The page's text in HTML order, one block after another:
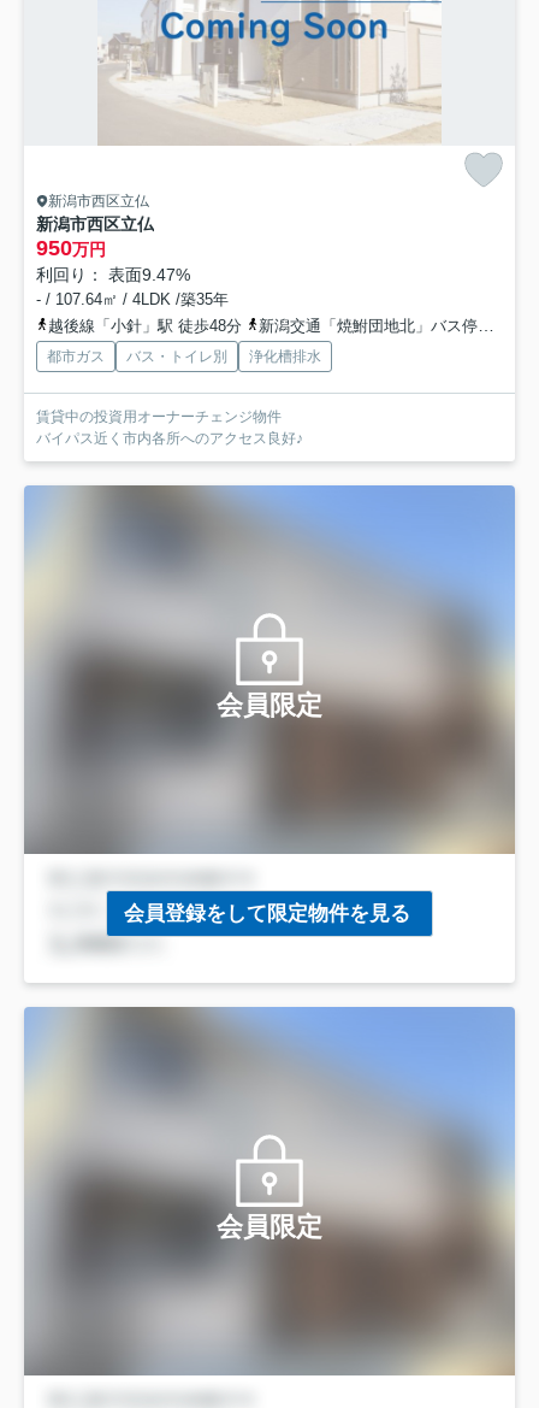
新潟市西区立仏
新潟市西区立仏
950万円
利回り： 表面9.47%
- / 107.64㎡ / 4LDK /築35年
越後線「小針」駅 徒歩48分
新潟交通「焼鮒団地北」バス停下車 徒歩3分
都市ガス バス・トイレ別 浄化槽排水
賃貸中の投資用オーナーチェンジ物件
バイパス近く市内各所へのアクセス良好♪
会員限定
会員登録をして限定物件を見る
会員限定